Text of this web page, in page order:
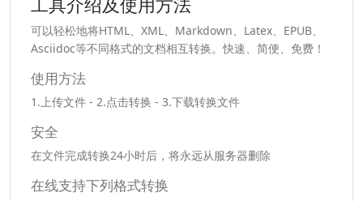
可以轻松地将HTML、XML、Markdown、Latex、EPUB、
Asciidoc等不同格式的文档相互转换。快速、简便、免费！
使用方法
1.上传文件 - 2.点击转换 - 3.下载转换文件
安全
在文件完成转换24小时后，将永远从服务器删除
在线支持下列格式转换